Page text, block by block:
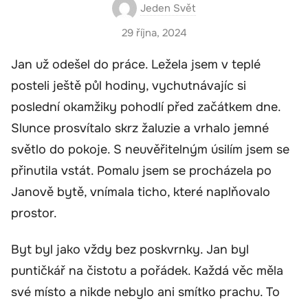
Jeden Svět
29 října, 2024
Jan už odešel do práce. Ležela jsem v teplé
posteli ještě půl hodiny, vychutnávajíc si
poslední okamžiky pohodlí před začátkem dne.
Slunce prosvítalo skrz žaluzie a vrhalo jemné
světlo do pokoje. S neuvěřitelným úsilím jsem se
přinutila vstát. Pomalu jsem se procházela po
Janově bytě, vnímala ticho, které naplňovalo
prostor.
Byt byl jako vždy bez poskvrnky. Jan byl
puntičkář na čistotu a pořádek. Každá věc měla
své místo a nikde nebylo ani smítko prachu. To